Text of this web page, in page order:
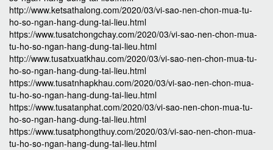
http://www.ketsathalong.com/2020/03/vi-sao-nen-chon-mua-tu-
ho-so-ngan-hang-dung-tai-lieu.html
https://www.tusatchongchay.com/2020/03/vi-sao-nen-chon-mua-
tu-ho-so-ngan-hang-dung-tai-lieu.html
http://www.tusatxuatkhau.com/2020/03/vi-sao-nen-chon-mua-tu-
ho-so-ngan-hang-dung-tai-lieu.html
https://www.tusatnhapkhau.com/2020/03/vi-sao-nen-chon-mua-
tu-ho-so-ngan-hang-dung-tai-lieu.html
https://www.tusatanphat.com/2020/03/vi-sao-nen-chon-mua-tu-
ho-so-ngan-hang-dung-tai-lieu.html
https://www.tusatphongthuy.com/2020/03/vi-sao-nen-chon-mua-
tu-ho-so-ngan-hang-dung-tai-lieu.html